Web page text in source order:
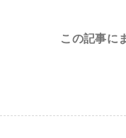
この記事に